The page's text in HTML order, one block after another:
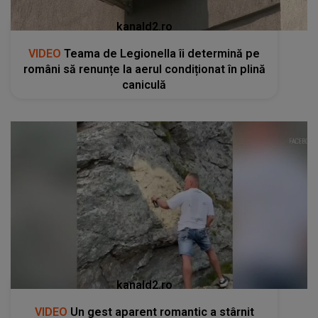
kanald2.ro
VIDEO Teama de Legionella îi determină pe
români să renunțe la aerul condiționat în plină
caniculă
kanald2.ro
VIDEO Un gest aparent romantic a stârnit